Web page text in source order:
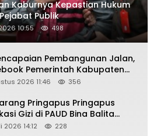
Kaburnya Kepastian Hukum
Publik
10:55 498
Pembangunan Jalan,
Pemerintah Kabupaten
Warganet
2026 11:46 356
Pringapus Pringapus
Gizi di PAUD Bina Balita
Anak Nasional 2026
2026 14:12 228